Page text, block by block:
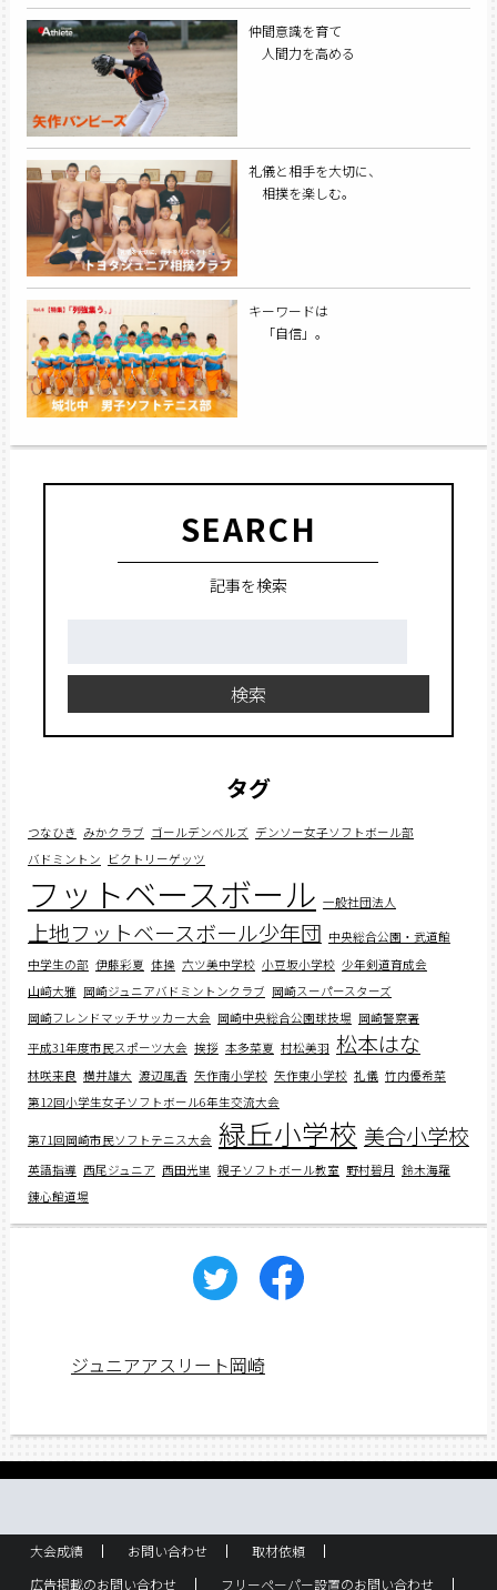
仲間意識を育て
人間力を高める
礼儀と相手を大切に、
相撲を楽しむ。
キーワードは
「自信」。
SEARCH
記事を検索
検索
タグ
つなひき みかクラブ ゴールデンベルズ デンソー女子ソフトボール部
バドミントン ビクトリーゲッツ
フットベースボール 一般社団法人
上地フットベースボール少年団 中央総合公園・武道館
中学生の部 伊藤彩夏 体操 六ツ美中学校 小豆坂小学校 少年剣道育成会
山﨑大雅 岡崎ジュニアバドミントンクラブ 岡崎スーパースターズ
岡崎フレンドマッチサッカー大会 岡崎中央総合公園球技場 岡崎警察署
平成31年度市民スポーツ大会 挨拶 本多菜夏 村松美羽 松本はな
林咲来良 横井雄大 渡辺風香 矢作南小学校 矢作東小学校 礼儀 竹内優希菜
第12回小学生女子ソフトボール6年生交流大会
第71回岡崎市民ソフトテニス大会 緑丘小学校 美合小学校
英語指導 西尾ジュニア 西田光里 親子ソフトボール教室 野村碧月 鈴木海羅
錬心館道場
ジュニアアスリート岡崎
大会成績 お問い合わせ
取材依頼
広告掲載のお問い合わせ
フリーペーパー設置のお問い合わせ